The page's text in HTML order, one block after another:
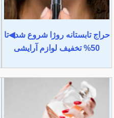
حراج تابستانه روژا شروع شد◀تا
50% تخفیف لوازم آرایشی